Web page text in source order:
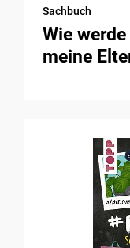
Sachbuch
Wie
meine